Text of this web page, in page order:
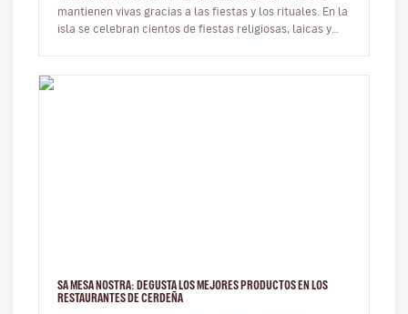
mantienen vivas gracias a las fiestas y los rituales. En la
isla se celebran cientos de fiestas religiosas, laicas y
SA MESA NOSTRA: DEGUSTA LOS MEJORES PRODUCTOS EN LOS
RESTAURANTES DE CERDEÑA